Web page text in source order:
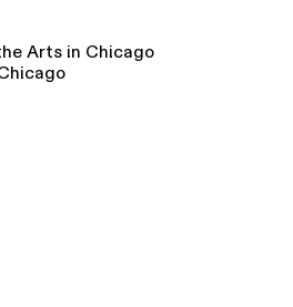
Arts in Chicago